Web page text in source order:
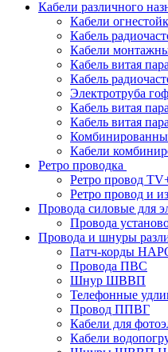
Кабели различного
Кабели
Кабель
Кабели
Кабель витая
Кабель
Электротруба
Кабель витая
Кабель витая
Кабели
Ретро проводка
Ретро провод
Ретро провод и
Провода силовые для
Провода
Провода и шнуры
Патч-корды
Провода ПВС
Шнур ШВВП
Телефонные
Провод ППВГ
Кабели для
Кабели